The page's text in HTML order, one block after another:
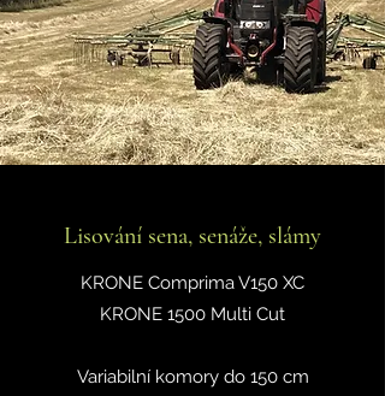
Lisování sena, senáže, slámy
KRONE Comprima V150 XC
KRONE 1500 Multi Cut
Variabilní komory do 150 cm